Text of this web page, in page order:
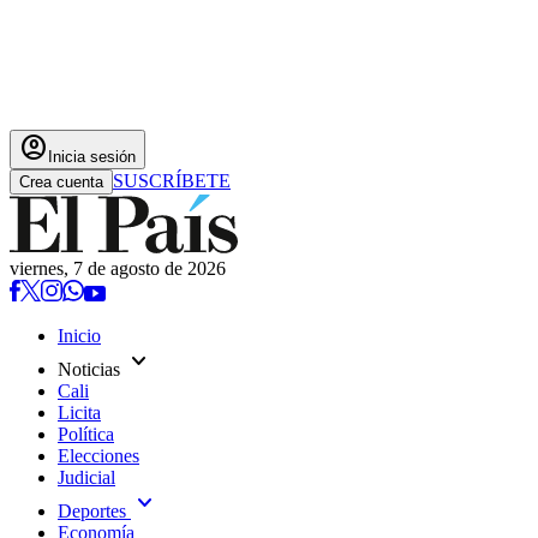
account_circle Inicia sesión
Crea cuenta SUSCRÍBETE
viernes, 7 de agosto de 2026
Inicio
Noticias expand_more
Cali
Licita
Política
Elecciones
Judicial
Deportes expand_more
Economía